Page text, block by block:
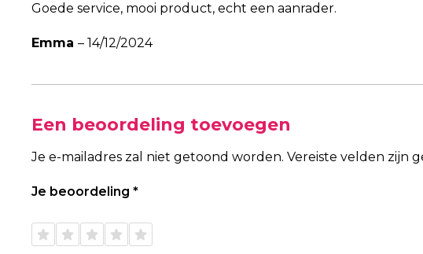
Goede service, mooi product, echt een aanrader.
Emma – 14/12/2024
Een beoordeling toevoegen
Je e-mailadres zal niet getoond worden. Vereiste velden zijn
Je beoordeling *
de 5
de 5
de 5
de 5
de 5